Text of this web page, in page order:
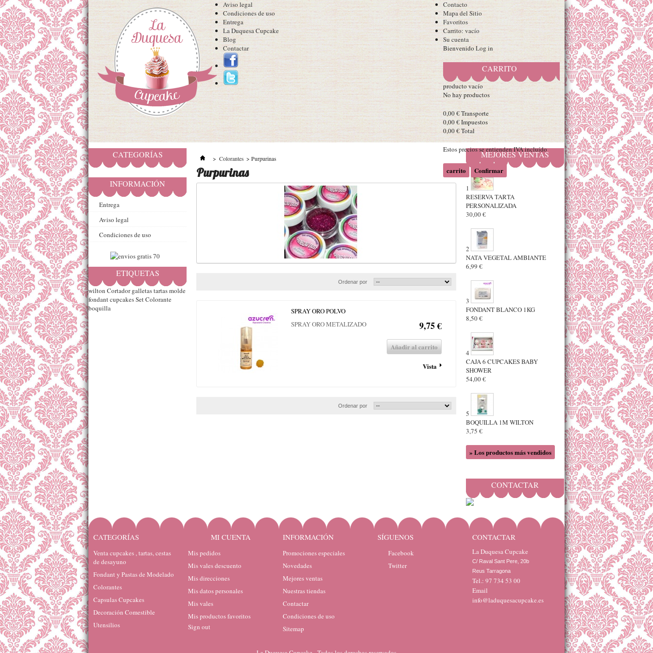
Contacto
Mapa del Sitio
Favoritos
Carrito: vacío
Su cuenta
Bienvenido Log in
CARRITO
producto vacío
No hay productos
0,00 €Transporte
0,00 €Impuestos
0,00 €Total
Estos precios se entienden IVA incluído
carrito Confirmar
Aviso legal
Condiciones de uso
Entrega
La Duquesa Cupcake
Blog
Contactar
CATEGORÍAS
INFORMACIÓN
Entrega
Aviso legal
Condiciones de uso
ETIQUETAS
wilton Cortador galletastartasmolde
fondantcupcakesSetColorante
boquilla
> Colorantes > Purpurinas
Purpurinas
Ordenar por
SPRAY ORO POLVO
SPRAY ORO METALIZADO
9,75 €
Añadir al carrito
Vista
Ordenar por
MEJORES VENTAS
1
RESERVA TARTA
PERSONALIZADA
30,00 €
2
NATA VEGETAL AMBIANTE
6,99 €
3
FONDANT BLANCO 1KG
8,50 €
4
CAJA 6 CUPCAKES BABY
SHOWER
54,00 €
5
BOQUILLA 1M WILTON
3,75 €
» Los productos más vendidos
CONTACTAR
CATEGORÍAS
Venta cupcakes , tartas, cestas
de desayuno
Fondant y Pastas de Modelado
Colorantes
Capsulas Cupcakes
Decoración Comestible
Utensilios
MI CUENTA
Mis pedidos
Mis vales descuento
Mis direcciones
Mis datos personales
Mis vales
Mis productos favoritos
Sign out
INFORMACIÓN
Promociones especiales
Novedades
Mejores ventas
Nuestras tiendas
Contactar
Condiciones de uso
Sitemap
SÍGUENOS
Facebook
Twitter
CONTACTAR
La Duquesa Cupcake
C/ Raval Sant Pere, 20b
Reus Tarragona
Tel.: 97 734 53 00
Email
info@laduquesacupcake.es